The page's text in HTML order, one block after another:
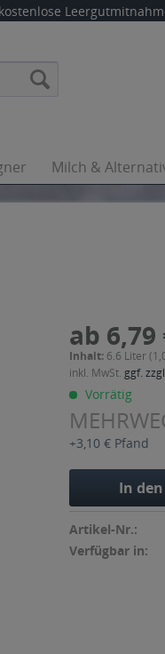
Milch &
ab 6,79
Inhalt: 6.6 Liter
inkl. MwSt. ggf.
Vorrätig
+3,10 € Pfand
In den
Artikel-Nr.:
Verfügbar in: